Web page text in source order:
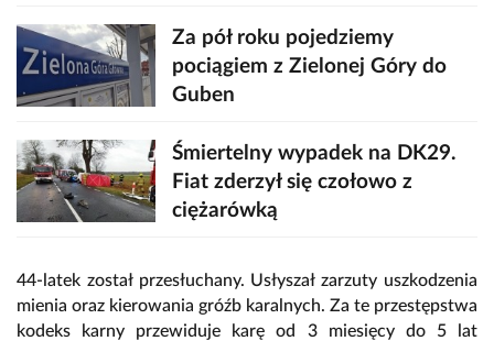
Za pół roku pojedziemy
pociągiem z Zielonej Góry do
Guben
Śmiertelny wypadek na DK29.
Fiat zderzył się czołowo z
ciężarówką
44-latek został przesłuchany. Usłyszał zarzuty uszkodzenia
mienia oraz kierowania gróźb karalnych. Za te przestępstwa
kodeks karny przewiduje karę od 3 miesięcy do 5 lat